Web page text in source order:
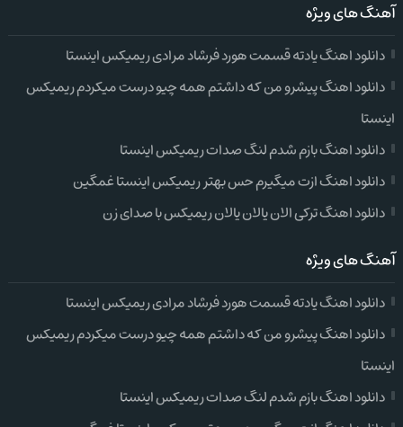
آهنگ های ویژه
دانلود اهنگ یادته قسمت هورد فرشاد مرادی ریمیکس اینستا
دانلود اهنگ پیشرو من که داشتم همه چیو درست میکردم ریمیکس
اینستا
دانلود اهنگ بازم شدم لنگ صدات ریمیکس اینستا
دانلود اهنگ ازت میگیرم حس بهتر ریمیکس اینستا غمگین
دانلود اهنگ ترکی الان یالان یالان ریمیکس با صدای زن
آهنگ های ویژه
دانلود اهنگ یادته قسمت هورد فرشاد مرادی ریمیکس اینستا
دانلود اهنگ پیشرو من که داشتم همه چیو درست میکردم ریمیکس
اینستا
دانلود اهنگ بازم شدم لنگ صدات ریمیکس اینستا